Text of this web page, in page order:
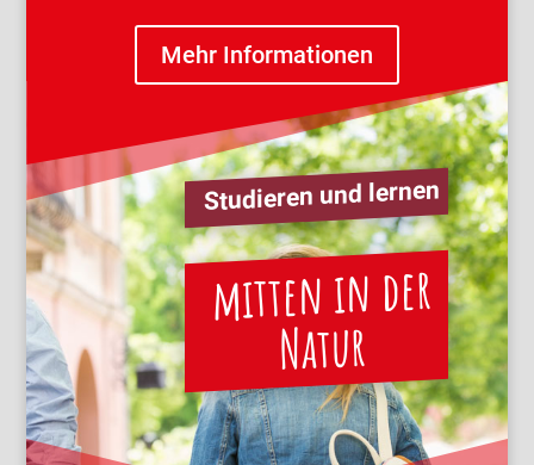
Mehr Informationen
Studieren und lernen
mitten in der
Natur